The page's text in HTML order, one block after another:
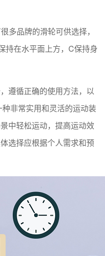
多品牌的滑轮可供选择，
持在水平面上方，C保持身
遵循正确的使用方法，以
非常实用和灵活的运动装
中轻松运动，提高运动效
选择应根据个人需求和预